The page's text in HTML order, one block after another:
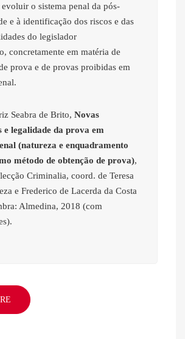
o sistema penal da pós-
e à identificação dos riscos e das
do legislador
concretamente em matéria de
prova e de provas proibidas em
Seabra de Brito, Novas
e legalidade da prova em
(natureza e enquadramento
método de obtenção de prova),
Criminalia, coord. de Teresa
e Frederico de Lacerda da Costa
Almedina, 2018 (com